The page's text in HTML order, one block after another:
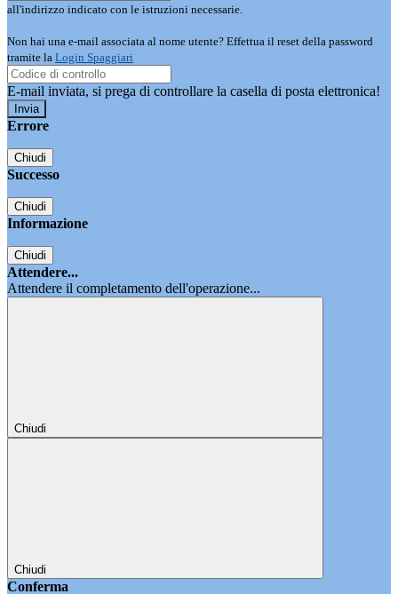
all'indirizzo indicato con le istruzioni necessarie.
Non hai una e-mail associata al nome utente? Effettua il reset della password
tramite la Login Spaggiari
E-mail inviata, si prega di controllare la casella di posta elettronica!
Errore
Chiudi
Successo
Chiudi
Informazione
Chiudi
Attendere...
Attendere il completamento dell'operazione...
Chiudi
Chiudi
Conferma